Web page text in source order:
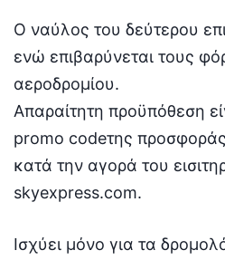
Ο ναύλος του δεύτερου
ενώ επιβαρύνεται τους
αεροδρομίου.
Απαραίτητη προϋπόθεση
promo codeτης προσφοράς
κατά την αγορά του
skyexpress.com.
Ισχύει μόνο για τα